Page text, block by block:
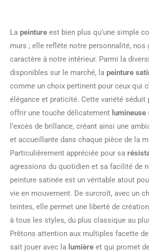
La peinture est bien plus qu’une simple
murs ; elle reflète notre personnalité, nos
caractère à notre intérieur. Parmi la
disponibles sur le marché, la peinture
comme un choix pertinent pour ceux qui
élégance et praticité. Cette variété séduit
offrir une touche délicatement lumineuse
l’excès de brillance, créant ainsi une
et accueillante dans chaque pièce de la
Particulièrement appréciée pour sa
agressions du quotidien et sa facilité de
peinture satinée est un véritable atout
vie en mouvement. De surcroît, avec un
teintes, elle permet une liberté de
à tous les styles, du plus classique au
Prêtons attention aux multiples facette
sait jouer avec la lumière et qui promet